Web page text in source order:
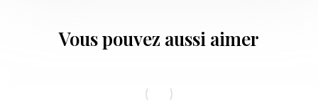
Vous pouvez aussi aimer